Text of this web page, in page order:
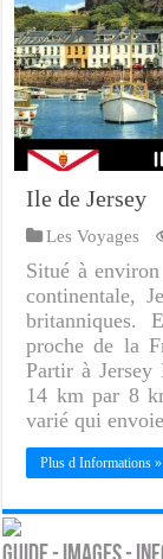
Ile de Jersey
Les Voyages
Situé à
continentale,
britanniques.
proche de la
Partir à Jersey
14 km par 8
varié qui
Plus d Informations »